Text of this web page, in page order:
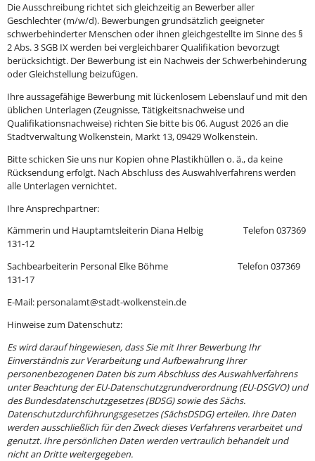
Die Ausschreibung richtet sich gleichzeitig an Bewerber aller
Geschlechter (m/w/d). Bewerbungen grundsätzlich geeigneter
schwerbehinderter Menschen oder ihnen gleichgestellte im Sinne des §
2 Abs. 3 SGB IX werden bei vergleichbarer Qualifikation bevorzugt
berücksichtigt. Der Bewerbung ist ein Nachweis der Schwerbehinderung
oder Gleichstellung beizufügen.
Ihre aussagefähige Bewerbung mit lückenlosem Lebenslauf und mit den
üblichen Unterlagen (Zeugnisse, Tätigkeitsnachweise und
Qualifikationsnachweise) richten Sie bitte bis 06. August 2026 an die
Stadtverwaltung Wolkenstein, Markt 13, 09429 Wolkenstein.
Bitte schicken Sie uns nur Kopien ohne Plastikhüllen o. ä., da keine
Rücksendung erfolgt. Nach Abschluss des Auswahlverfahrens werden
alle Unterlagen vernichtet.
Ihre Ansprechpartner:
Kämmerin und Hauptamtsleiterin Diana Helbig Telefon 037369
131-12
Sachbearbeiterin Personal Elke Böhme Telefon 037369
131-17
E-Mail: personalamt@stadt-wolkenstein.de
Hinweise zum Datenschutz:
Es wird darauf hingewiesen, dass Sie mit Ihrer Bewerbung Ihr
Einverständnis zur Verarbeitung und Aufbewahrung Ihrer
personenbezogenen Daten bis zum Abschluss des Auswahlverfahrens
unter Beachtung der EU-Datenschutzgrundverordnung (EU-DSGVO) und
des Bundesdatenschutzgesetzes (BDSG) sowie des Sächs.
Datenschutzdurchführungsgesetzes (SächsDSDG) erteilen. Ihre Daten
werden ausschließlich für den Zweck dieses Verfahrens verarbeitet und
genutzt. Ihre persönlichen Daten werden vertraulich behandelt und
nicht an Dritte weitergegeben.